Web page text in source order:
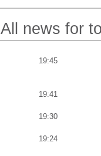
All news for
19:45
19:41
19:30
19:24